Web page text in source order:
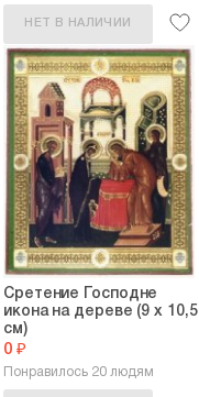
НЕТ В НАЛИЧИИ
Сретение Господне
икона на дереве (9 х 10,5
см)
0 ₽
Понравилось 20 людям